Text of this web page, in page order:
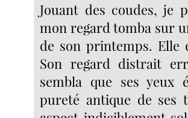
Jouant des coudes, je
mon regard tomba sur
de son printemps. Elle
Son regard distrait
sembla que ses yeux
pureté antique de ses